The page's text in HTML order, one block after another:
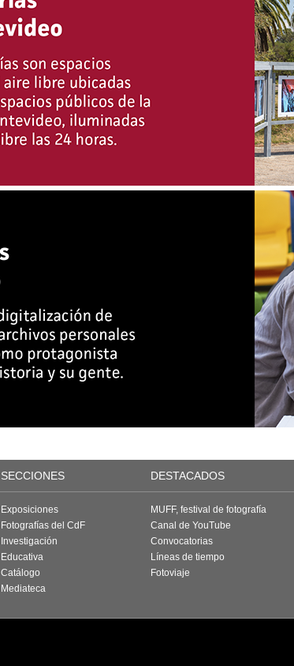
SECCIONES DESTACADOS
Exposiciones
Fotografías del CdF
Investigación
Educativa
Catálogo
Mediateca
MUFF, festival de fotografía
Canal de YouTube
Convocatorias
Líneas de tiempo
Fotoviaje